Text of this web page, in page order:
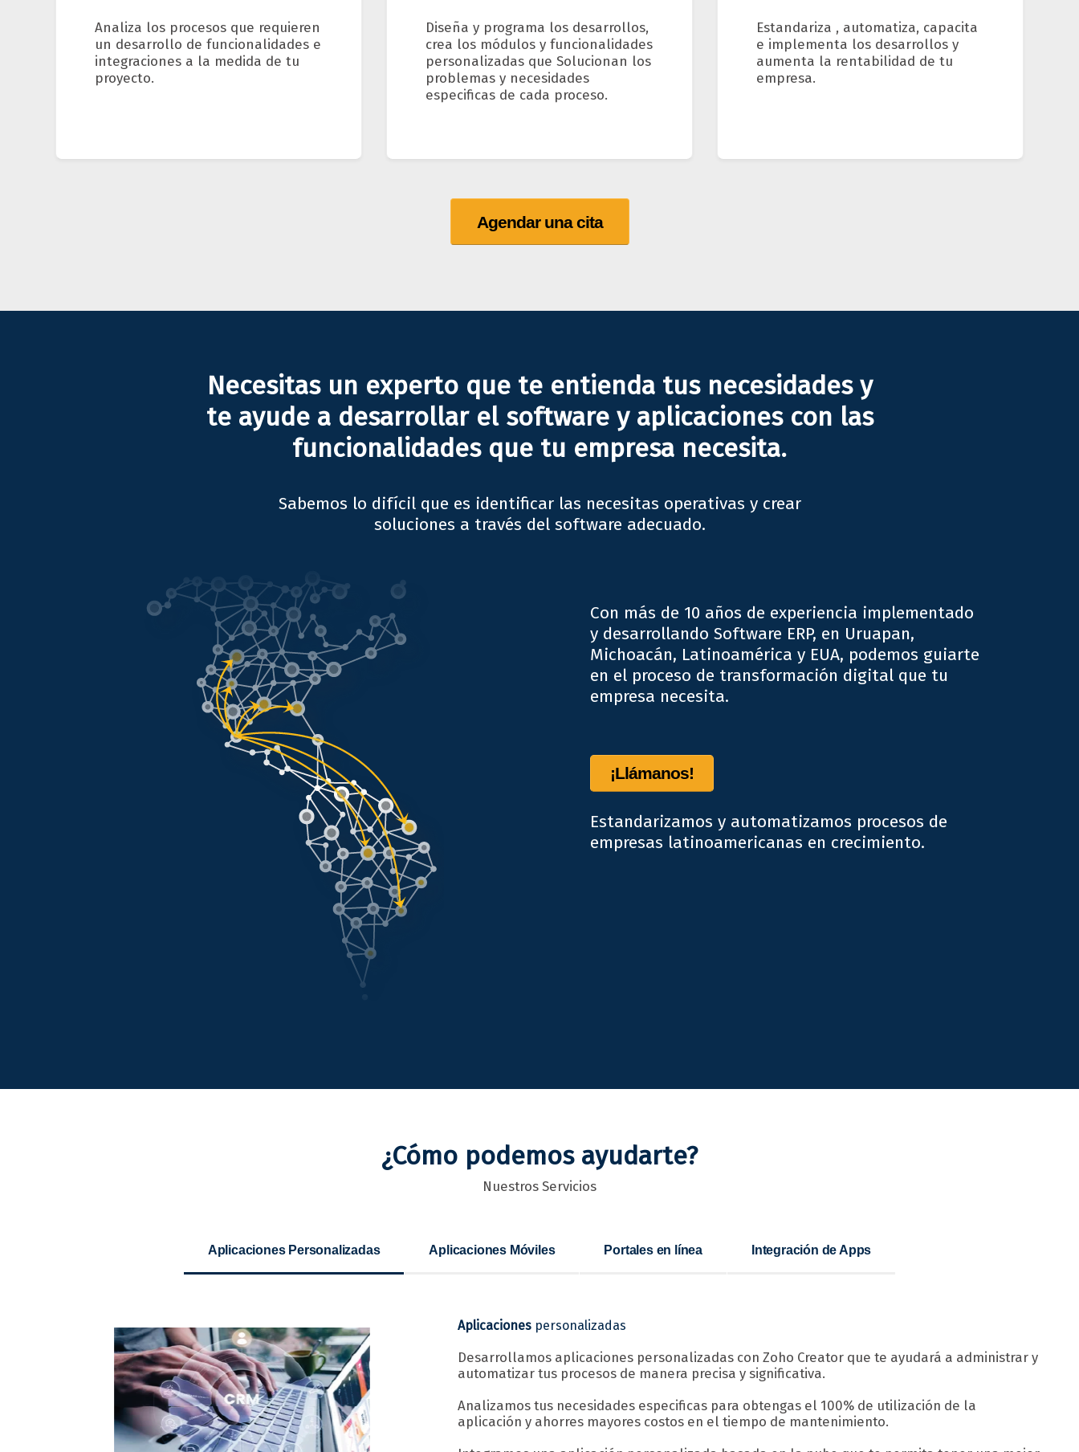
Analiza los procesos que requieren
un desarrollo de funcionalidades e
integraciones a la medida de tu
proyecto.
Diseña y programa los desarrollos,
crea los módulos y funcionalidades
personalizadas que Solucionan los
problemas y necesidades
especificas de cada proceso.
Estandariza , automatiza, capacita
e implementa los desarrollos y
aumenta la rentabilidad de tu
empresa.
Agendar una cita
Necesitas un experto que te entienda tus necesidades y
te ayude a desarrollar el software y aplicaciones con las
funcionalidades que tu empresa necesita.
Sabemos lo difícil que es identificar las necesitas operativas y crear
soluciones a través del software adecuado.
Con más de 10 años de experiencia implementado
y desarrollando Software ERP, en Uruapan,
Michoacán, Latinoamérica y EUA, podemos guiarte
en el proceso de transformación digital que tu
empresa necesita.
¡Llámanos!
Estandarizamos y automatizamos procesos de
empresas latinoamericanas en crecimiento.
¿Cómo podemos ayudarte?
Nuestros Servicios
Aplicaciones Personalizadas Aplicaciones Móviles Portales en línea Integración de Apps
Aplicaciones personalizadas
Desarrollamos aplicaciones personalizadas con Zoho Creator que te ayudará a administrar y
automatizar tus procesos de manera precisa y significativa.
Analizamos tus necesidades especificas para obtengas el 100% de utilización de la
aplicación y ahorres mayores costos en el tiempo de mantenimiento.